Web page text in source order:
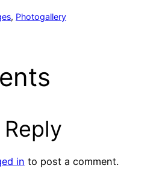
, Photogallery
in to post a comment.